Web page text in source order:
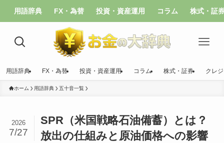
用語辞典 FX・為替 投資・資産運用 コラム 株式・証
用語辞典 FX・為替 投資・資産運用 コラム 株式・証券 クレ
ホーム 用語辞典 五十音一覧
SPR（米国戦略石油備蓄）とは？
放出の仕組みと原油価格への影響
2026
7/27